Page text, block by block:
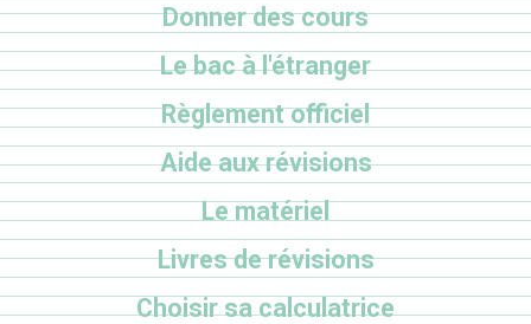
Donner des cours
Le bac à l'étranger
Règlement officiel
Aide aux révisions
Le matériel
Livres de révisions
Choisir sa calculatrice